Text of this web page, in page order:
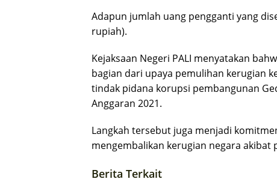
Adapun jumlah uang pengganti yang
rupiah).
Kejaksaan Negeri PALI menyatakan
bagian dari upaya pemulihan kerugian
tindak pidana korupsi pembangunan
Anggaran 2021.
Langkah tersebut juga menjadi
mengembalikan kerugian negara akibat
Berita Terkait